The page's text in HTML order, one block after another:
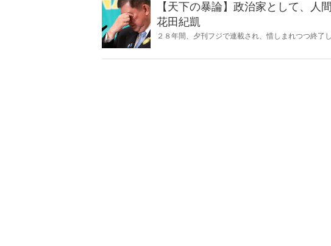
【天下の暴論】政治家として、人
花田紀凱
２８年間、夕刊フジで連載され、惜しまれつつ終